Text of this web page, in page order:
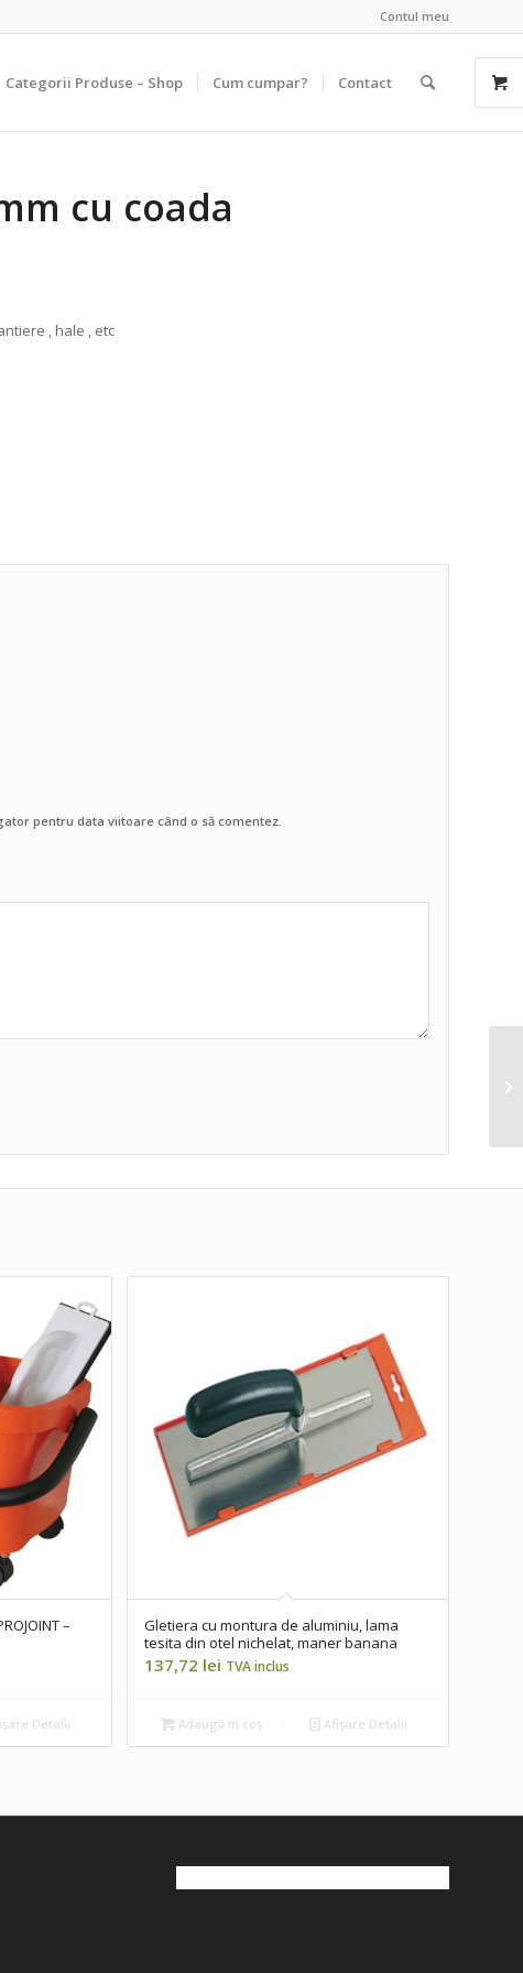
Contul meu
Categorii Produse – Shop Cum cumpar? Contact
cu coada
, hale , etc
pentru data viitoare când o să comentez.
–
Detalii
Gletiera cu montura de aluminiu, lama
tesita din otel nichelat, maner banana
137,72 lei TVA inclus
Adaugă în coș Afișare Detalii